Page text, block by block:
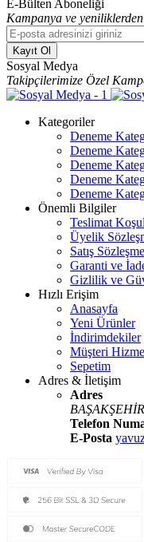
E-Bülten Aboneliği
Kampanya ve
Kayıt Ol
Sosyal Medya
Takipçilerimize Özel
Kategoriler
Deneme
Deneme
Deneme
Deneme
Deneme
Önemli Bilgiler
Teslimat
Üyelik
Satış
Garanti ve
Gizlilik ve
Hızlı Erişim
Anasayfa
Yeni Ürünler
İndirimdekiler
Müşteri
Sepetim
Adres & İletişim
Adres
Telefon
E-Posta